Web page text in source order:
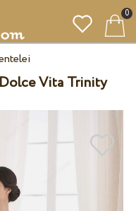
0
Vita Trinity